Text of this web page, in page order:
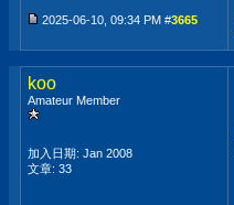
2025-06-10, 09:34 PM #3665
koo
Amateur Member
加入日期: Jan 2008
文章: 33